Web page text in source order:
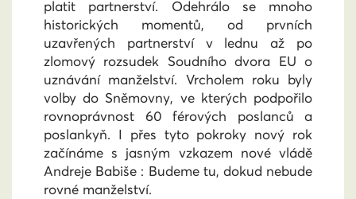
platit partnerství. Odehrálo se mnoho
historických momentů, od prvních
uzavřených partnerství v lednu až po
zlomový rozsudek Soudního dvora EU o
uznávání manželství. Vrcholem roku byly
volby do Sněmovny, ve kterých podpořilo
rovnoprávnost 60 férových poslanců a
poslankyň. I přes tyto pokroky nový rok
začínáme s jasným vzkazem nové vládě
Andreje Babiše : Budeme tu, dokud nebude
rovné manželství.